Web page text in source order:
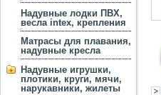
Надувные лодки ПВХ,
весла intex, крепления
Матрасы для плавания,
надувные кресла
Надувные игрушки,
плотики, круги, мячи,
нарукавники, жилеты